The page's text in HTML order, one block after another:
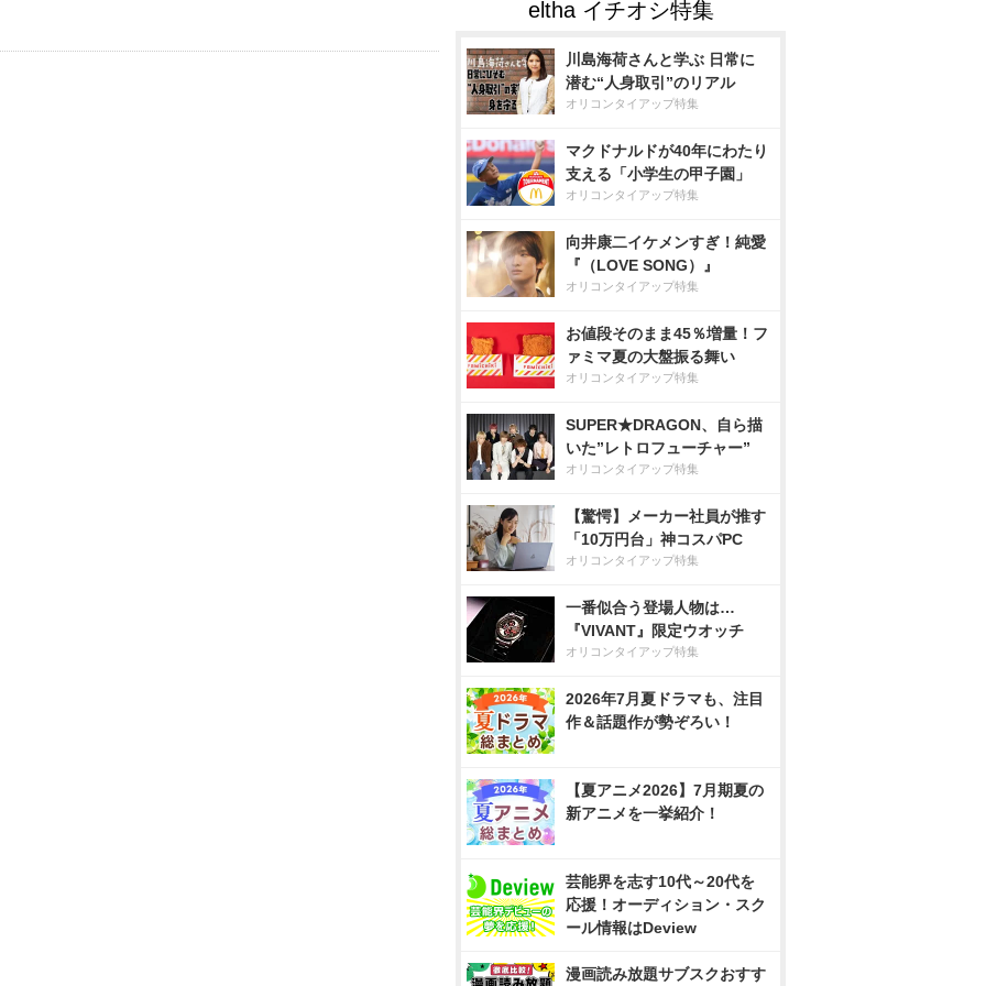
川島海荷さんと学ぶ 日常に
潜む“人身取引”のリアル
オリコンタイアップ特集
マクドナルドが40年にわたり
支える「小学生の甲子園」
オリコンタイアップ特集
向井康二イケメンすぎ！純愛
『（LOVE SONG）』
オリコンタイアップ特集
お値段そのまま45％増量！フ
ァミマ夏の大盤振る舞い
オリコンタイアップ特集
SUPER★DRAGON、自ら描
いた”レトロフューチャー”
オリコンタイアップ特集
【驚愕】メーカー社員が推す
「10万円台」神コスパPC
オリコンタイアップ特集
一番似合う登場人物は…
『VIVANT』限定ウオッチ
オリコンタイアップ特集
2026年7月夏ドラマも、注目
作＆話題作が勢ぞろい！
【夏アニメ2026】7月期夏の
新アニメを一挙紹介！
芸能界を志す10代～20代を
応援！オーディション・スク
ール情報はDeview
漫画読み放題サブスクおすす